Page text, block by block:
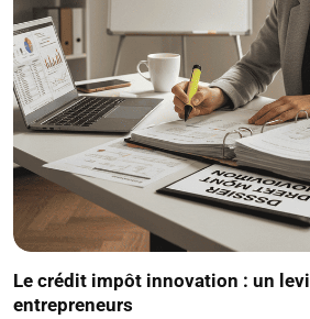
Le crédit impôt innovation : un
entrepreneurs